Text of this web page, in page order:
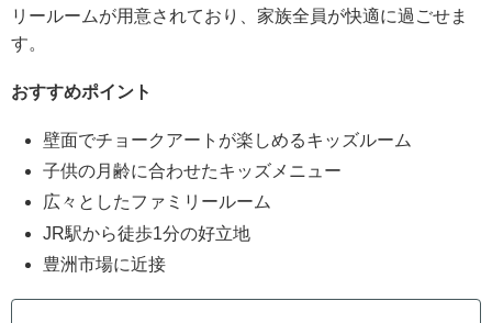
リールームが用意されており、家族全員が快適に過ごせま
す。
おすすめポイント
壁面でチョークアートが楽しめるキッズルーム
子供の月齢に合わせたキッズメニュー
広々としたファミリールーム
JR駅から徒歩1分の好立地
豊洲市場に近接